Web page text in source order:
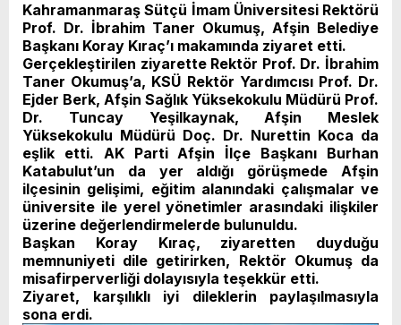
Kahramanmaraş Sütçü İmam Üniversitesi Rektörü
Prof. Dr. İbrahim Taner Okumuş, Afşin Belediye
Başkanı Koray Kıraç’ı makamında ziyaret etti.
Gerçekleştirilen ziyarette Rektör Prof. Dr. İbrahim
Taner Okumuş’a, KSÜ Rektör Yardımcısı Prof. Dr.
Ejder Berk, Afşin Sağlık Yüksekokulu Müdürü Prof.
Dr. Tuncay Yeşilkaynak, Afşin Meslek
Yüksekokulu Müdürü Doç. Dr. Nurettin Koca da
eşlik etti. AK Parti Afşin İlçe Başkanı Burhan
Katabulut’un da yer aldığı görüşmede Afşin
ilçesinin gelişimi, eğitim alanındaki çalışmalar ve
üniversite ile yerel yönetimler arasındaki ilişkiler
üzerine değerlendirmelerde bulunuldu.
Başkan Koray Kıraç, ziyaretten duyduğu
memnuniyeti dile getirirken, Rektör Okumuş da
misafirperverliği dolayısıyla teşekkür etti.
Ziyaret, karşılıklı iyi dileklerin paylaşılmasıyla
sona erdi.